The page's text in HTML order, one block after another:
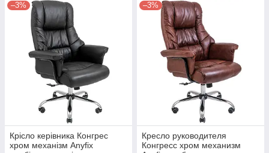
–3%
Крісло керівника Конгрес
хром механізм Anyfix
–3%
Кресло руководителя
Конгресс хром механизм